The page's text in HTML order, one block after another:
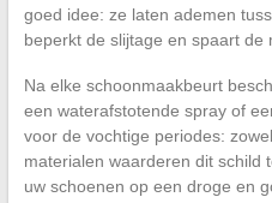
goed idee: ze laten ademen
beperkt de slijtage en spaart de
Na elke schoonmaakbeurt
een waterafstotende spray of
voor de vochtige periodes:
materialen waarderen dit schild
uw schoenen op een droge en